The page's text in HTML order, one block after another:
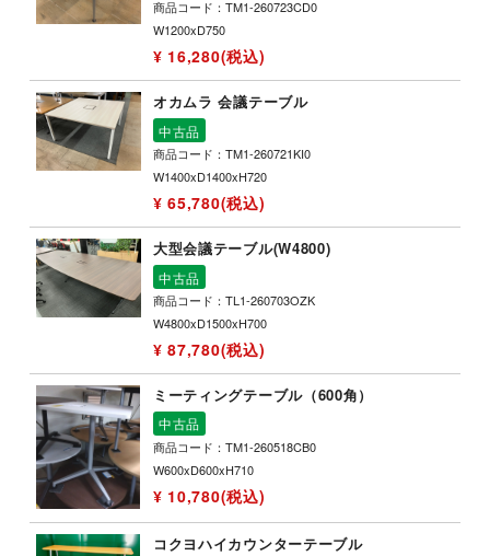
商品コード：TM1-260723CD0
W1200xD750
¥ 16,280(税込)
オカムラ 会議テーブル
中古品
商品コード：TM1-260721KI0
W1400xD1400xH720
¥ 65,780(税込)
大型会議テーブル(W4800)
中古品
商品コード：TL1-260703OZK
W4800xD1500xH700
¥ 87,780(税込)
ミーティングテーブル（600角）
中古品
商品コード：TM1-260518CB0
W600xD600xH710
¥ 10,780(税込)
コクヨハイカウンターテーブル